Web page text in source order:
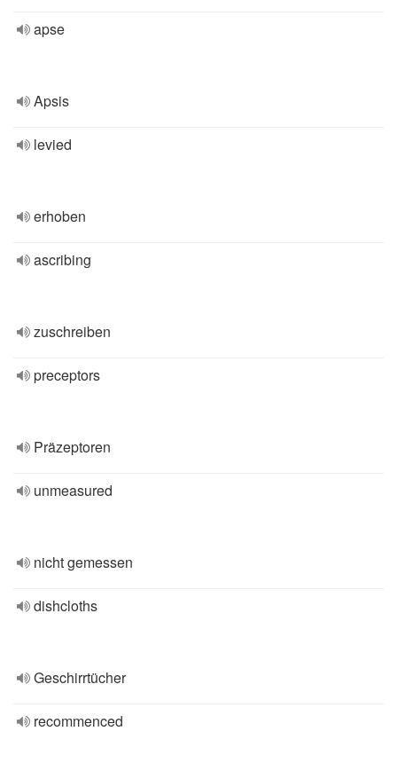
apse
Apsis
levied
erhoben
ascribing
zuschreiben
preceptors
Präzeptoren
unmeasured
nicht gemessen
dishcloths
Geschirrtücher
recommenced